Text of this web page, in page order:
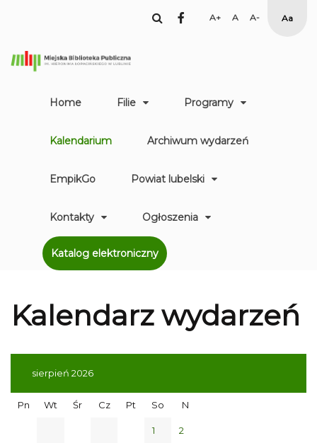
facebook
Set Set
Smaller
High
Home Filie Programy
Kalendarium Archiwum wydarzeń
EmpikGo Powiat lubelski
Kontakty Ogłoszenia
Katalog elektroniczny
Kalendarz wydarzeń
sierpień 2026
Pn Wt Śr Cz Pt So N
1 2